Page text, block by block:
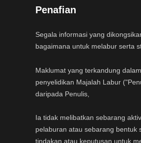
Penafian
Segala informasi yang
bagaimana untuk melabur serta
Maklumat yang terkandung
penyelidikan Majalah Labur
daripada Penulis,
Ia tidak melibatkan sebarang
pelaburan atau sebarang bentuk
tindakan atau keputusan untuk